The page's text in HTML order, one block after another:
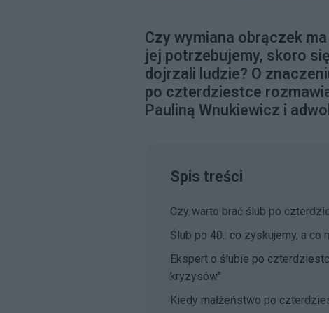
Czy wymiana obrączek
jej potrzebujemy, skoro
dojrzali ludzie? O
po czterdziestce
Pauliną Wnukiewicz i
Spis treści
Czy warto brać ślub po
Ślub po 40.: co zyskujemy, a co
Ekspert o ślubie po
kryzysów"
Kiedy małżeństwo po